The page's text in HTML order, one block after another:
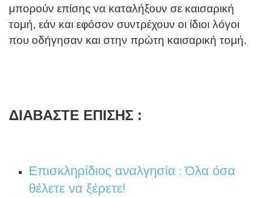
μπορούν επίσης να καταλήξουν σε καισαρική
τομή, εάν και εφόσον συντρέχουν οι ίδιοι λόγοι
που οδήγησαν και στην πρώτη καισαρική τομή.
ΔΙΑΒΑΣΤΕ ΕΠΙΣΗΣ :
Επισκληρίδιος αναλγησία : Όλα όσα
θέλετε να ξέρετε!